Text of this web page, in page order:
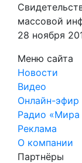
массовой
28 ноября
Меню сайта
Новости
Видео
Онлайн-эфир
Радио «Мира
Реклама
О компании
Партнёры